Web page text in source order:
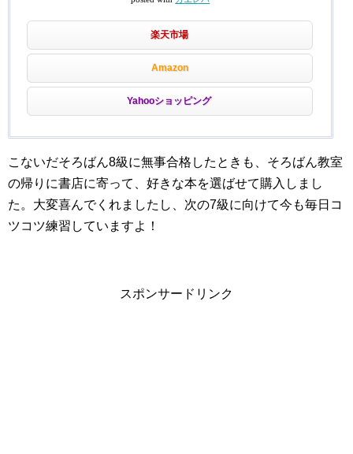
楽天市場
Amazon
Yahooショッピング
こないだそろばん8級に無事合格したときも、そろばん教室
の帰りに書店に寄って、好きな本を選ばせて購入しまし
た。大変喜んでくれましたし、次の7級に向けて今も毎日コ
ツコツ練習していますよ！
スポンサードリンク